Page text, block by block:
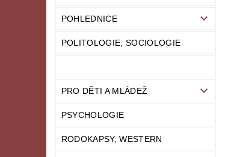
POHLEDNICE
POLITOLOGIE, SOCIOLOGIE
PRO DĚTI A MLÁDEŽ
PSYCHOLOGIE
RODOKAPSY, WESTERN